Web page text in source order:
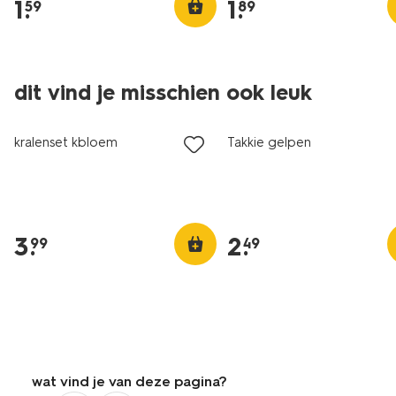
1.
59 1.
89
dit vind je misschien ook leuk
kralenset kbloem
3.
99
Takkie gelpen
2.
49
wat vind je van deze pagina?